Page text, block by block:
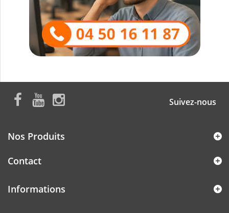
Suivez-nous
Nos Produits
Contact
Informations